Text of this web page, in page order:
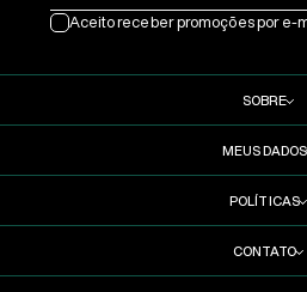
Aceito receber promoções por e-
SOBRE
MEUS DADOS
POLÍTICAS
CONTATO